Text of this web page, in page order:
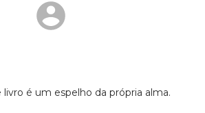
livro é um espelho da própria alma.